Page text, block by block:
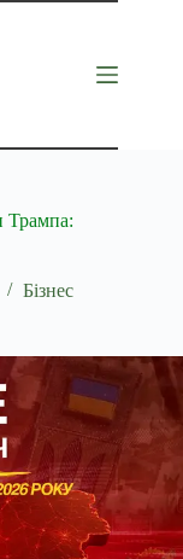
Трампа:
Бізнес